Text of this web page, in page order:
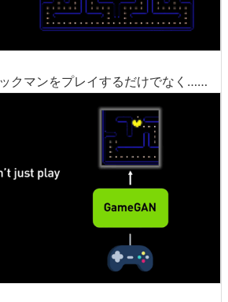
クマンをプレイするだけでなく……